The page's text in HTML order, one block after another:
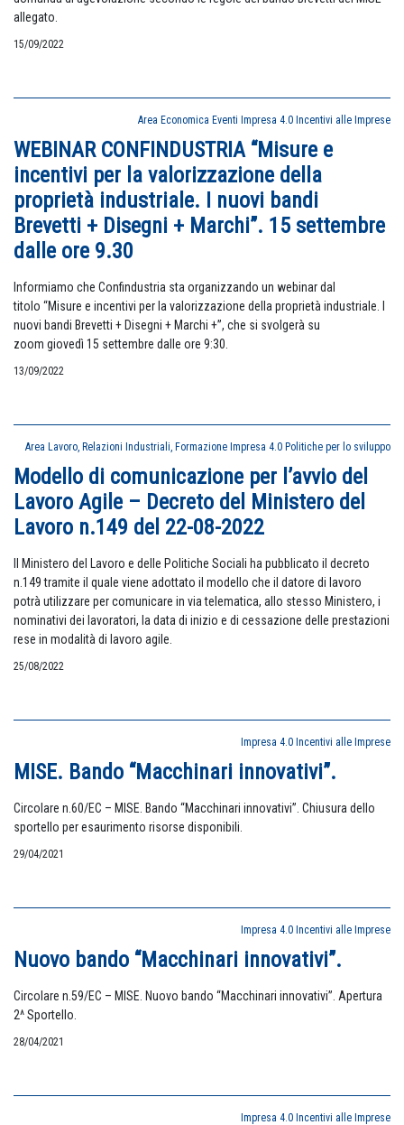
allegato.
15/09/2022
Area Economica Eventi Impresa 4.0 Incentivi alle Imprese
WEBINAR CONFINDUSTRIA “Misure e
incentivi per la valorizzazione della
proprietà industriale. I nuovi bandi
Brevetti + Disegni + Marchi”. 15 settembre
dalle ore 9.30
Informiamo che Confindustria sta organizzando un webinar dal
titolo “Misure e incentivi per la valorizzazione della proprietà industriale. I
nuovi bandi Brevetti + Disegni + Marchi +”, che si svolgerà su
zoom giovedì 15 settembre dalle ore 9:30.
13/09/2022
Area Lavoro, Relazioni Industriali, Formazione Impresa 4.0 Politiche per lo sviluppo
Modello di comunicazione per l’avvio del
Lavoro Agile – Decreto del Ministero del
Lavoro n.149 del 22-08-2022
Il Ministero del Lavoro e delle Politiche Sociali ha pubblicato il decreto
n.149 tramite il quale viene adottato il modello che il datore di lavoro
potrà utilizzare per comunicare in via telematica, allo stesso Ministero, i
nominativi dei lavoratori, la data di inizio e di cessazione delle prestazioni
rese in modalità di lavoro agile.
25/08/2022
Impresa 4.0 Incentivi alle Imprese
MISE. Bando “Macchinari innovativi”.
Circolare n.60/EC – MISE. Bando “Macchinari innovativi”. Chiusura dello
sportello per esaurimento risorse disponibili.
29/04/2021
Impresa 4.0 Incentivi alle Imprese
Nuovo bando “Macchinari innovativi”.
Circolare n.59/EC – MISE. Nuovo bando “Macchinari innovativi”. Apertura
2^ Sportello.
28/04/2021
Impresa 4.0 Incentivi alle Imprese